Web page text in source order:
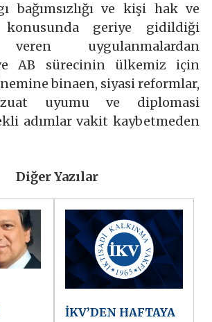
bağımsızlığı ve kişi hak ve
konusunda geriye gidildiği
uygulanmalardan
ve AB sürecinin ülkemiz için
binaen, siyasi reformlar,
uyumu ve diplomasi
adımlar vakit kaybetmeden
Diğer Yazılar
İKV’DEN HAFTAYA